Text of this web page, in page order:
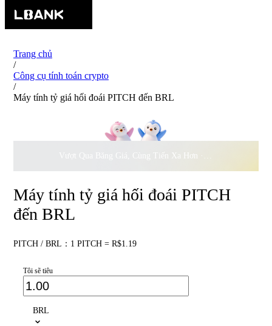
Trang chủ
/
Công cụ tính toán crypto
/
Máy tính tỷ giá hối đoái PITCH đến BRL
Vượt Qua Băng Giá, Cùng Tiến Xa Hơn ·500.000
Máy tính tỷ giá hối đoái PITCH
đến BRL
PITCH / BRL：1 PITCH = R$1.19
Tôi sẽ tiêu
BRL